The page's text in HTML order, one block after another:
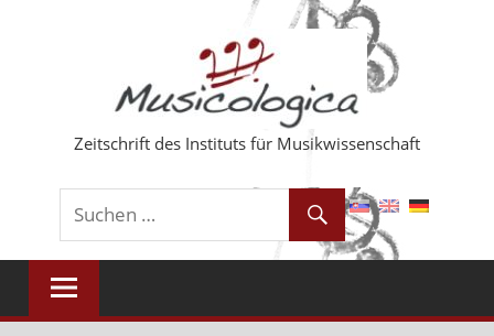
Zeitschrift des Instituts für Musikwissenschaft